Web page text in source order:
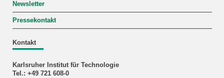
Newsletter
Pressekontakt
Kontakt
Karlsruher Institut für Technologie
Tel.: +49 721 608-0